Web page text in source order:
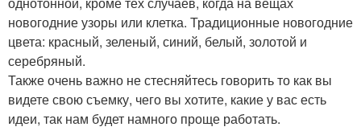
новогодние узоры или клетка. Традиционные новогодние
цвета: красный, зеленый, синий, белый, золотой и
серебряный.
Также очень важно не стесняйтесь говорить то как вы
видете свою съемку, чего вы хотите, какие у вас есть
идеи, так нам будет намного проще работать.